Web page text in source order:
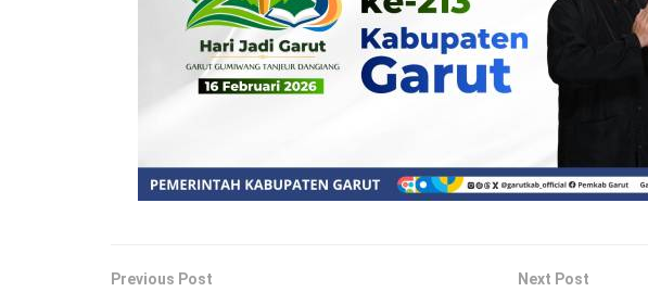
Previous Post Next Post